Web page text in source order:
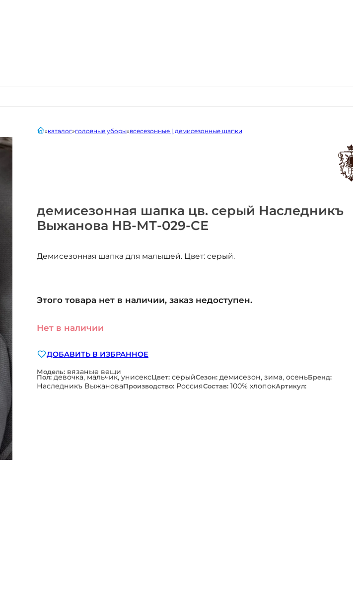
демисезонная шапка цв. серый Наследникъ
Выжанова НВ-МТ-029-СЕ
Демисезонная шапка для малышей. Цвет: серый.
главнаякаталог головные уборы всесезонные | демисезонные шапки
Этого товара нет в наличии, заказ недоступен.
Нет в наличии
ДОБАВИТЬ В ИЗБРАННОЕ
Модель: вязаные вещи
Пол: девочка, мальчик, унисексЦвет: серыйСезон: демисезон, зима, осеньБренд:
Наследникъ ВыжановаПроизводство: РоссияСостав: 100% хлопокАртикул: